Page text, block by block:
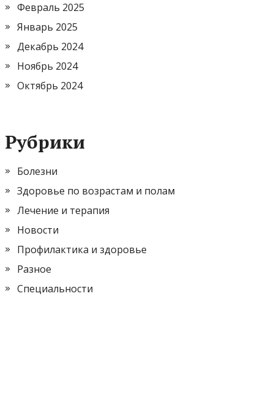
Февраль 2025
Январь 2025
Декабрь 2024
Ноябрь 2024
Октябрь 2024
Рубрики
Болезни
Здоровье по возрастам и полам
Лечение и терапия
Новости
Профилактика и здоровье
Разное
Специальности